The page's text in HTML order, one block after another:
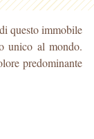
questo immobile
unico al mondo.
predominante